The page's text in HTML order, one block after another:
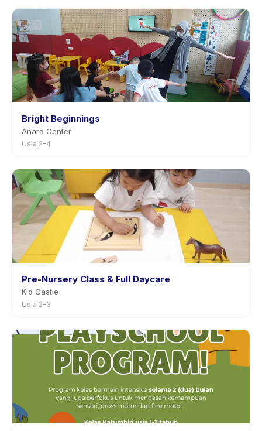
pemberitahuan sebelumnya.
Bright Beginnings
Anara Center
Usia 2–4
Pre-Nursery Class & Full Daycare
Kid Castle
Usia 2–3